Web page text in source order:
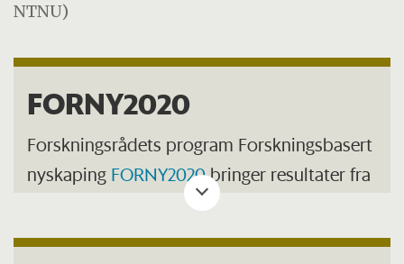
NTNU)
FORNY2020
Forskningsrådets program Forskningsbasert
nyskaping FORNY2020bringer resultater fra
offentlig finansierte forskningsinstitusjoner
fram til markedet. Programmet gir støtte til